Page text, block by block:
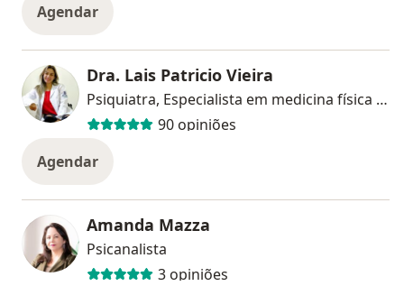
Agendar
Dra. Lais Patricio Vieira
Psiquiatra, Especialista em medicina física e reabilitação
90 opiniões
Agendar
Amanda Mazza
Psicanalista
3 opiniões